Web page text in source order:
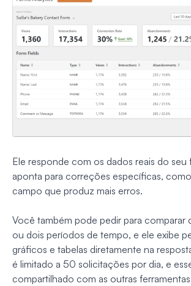
Ele responde com os dados reais do seu
aponta para correções específicas,
campo que produz mais erros.
Você também pode pedir para comparar
ou dois períodos de tempo, e ele exibe
gráficos e tabelas diretamente na
é limitado a 50 solicitações por dia, e
compartilhado com as outras